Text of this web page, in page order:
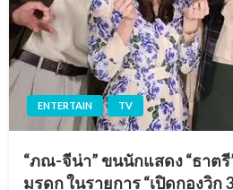
ENTERTAIN TV
“ภณ-จีน่า” ขนนักแสดง “ธาตรี
มรดก ในรายการ “เปิดกองวิก